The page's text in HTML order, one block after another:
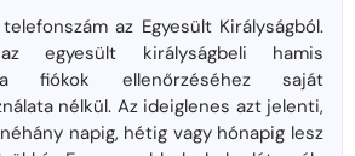
az Egyesült Királyságból.
egyesült királyságbeli hamis
fiókok ellenőrzéséhez saját
nélkül. Az ideiglenes azt jelenti,
napig, hétig vagy hónapig lesz